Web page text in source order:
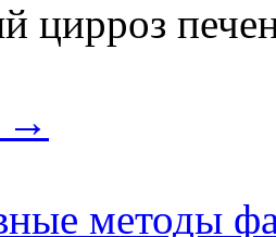
цирроз
→
методы